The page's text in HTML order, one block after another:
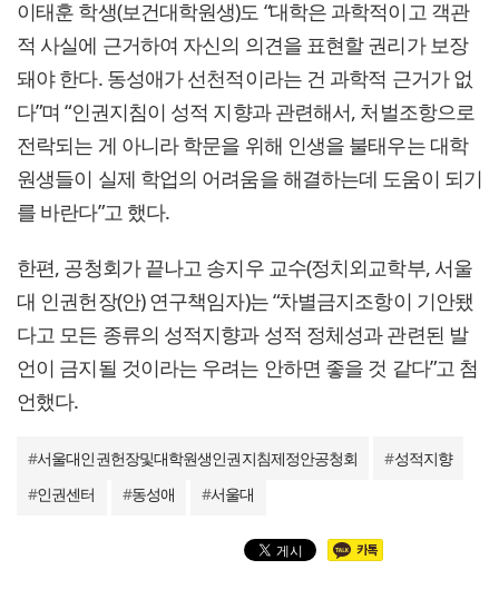
이태훈 학생(보건대학원생)도 “대학은 과학적이고 객관
적 사실에 근거하여 자신의 의견을 표현할 권리가 보장
돼야 한다. 동성애가 선천적이라는 건 과학적 근거가 없
다”며 “인권지침이 성적 지향과 관련해서, 처벌조항으로
전락되는 게 아니라 학문을 위해 인생을 불태우는 대학
원생들이 실제 학업의 어려움을 해결하는데 도움이 되기
를 바란다”고 했다.
한편, 공청회가 끝나고 송지우 교수(정치외교학부, 서울
대 인권헌장(안) 연구책임자)는 “차별금지조항이 기안됐
다고 모든 종류의 성적지향과 성적 정체성과 관련된 발
언이 금지될 것이라는 우려는 안하면 좋을 것 같다”고 첨
언했다.
#서울대인권헌장및대학원생인권지침제정안공청회 #성적지향
#인권센터 #동성애 #서울대